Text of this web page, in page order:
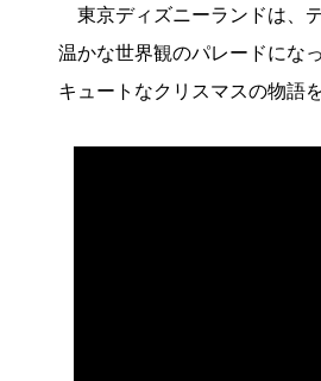
東京ディズニーランドは、
温かな世界観のパレードにな
キュートなクリスマスの物語